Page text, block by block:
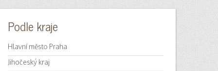
Podle kraje
Hlavní město Praha
Jihočeský kraj